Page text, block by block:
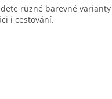
různé barevné
i cestování.